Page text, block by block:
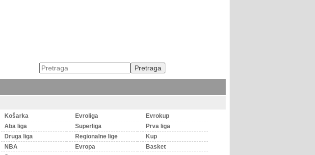
Košarka Evroliga
Evrokup
Aba liga
Superliga
Prva liga
Druga liga
Regionalne lige
Kup
NBA
Evropa
Basket